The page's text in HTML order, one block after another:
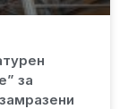
за